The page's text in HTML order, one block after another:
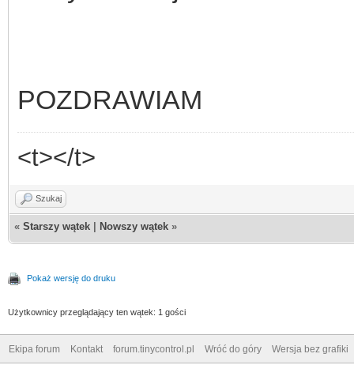
POZDRAWIAM
<t></t>
Szukaj
« Starszy wątek Nowszy wątek »
Pokaż wersję do druku
Użytkownicy przeglądający ten wątek: 1 gości
Ekipa forum Kontakt forum.tinycontrol.pl Wróć do góry Wersja bez grafiki